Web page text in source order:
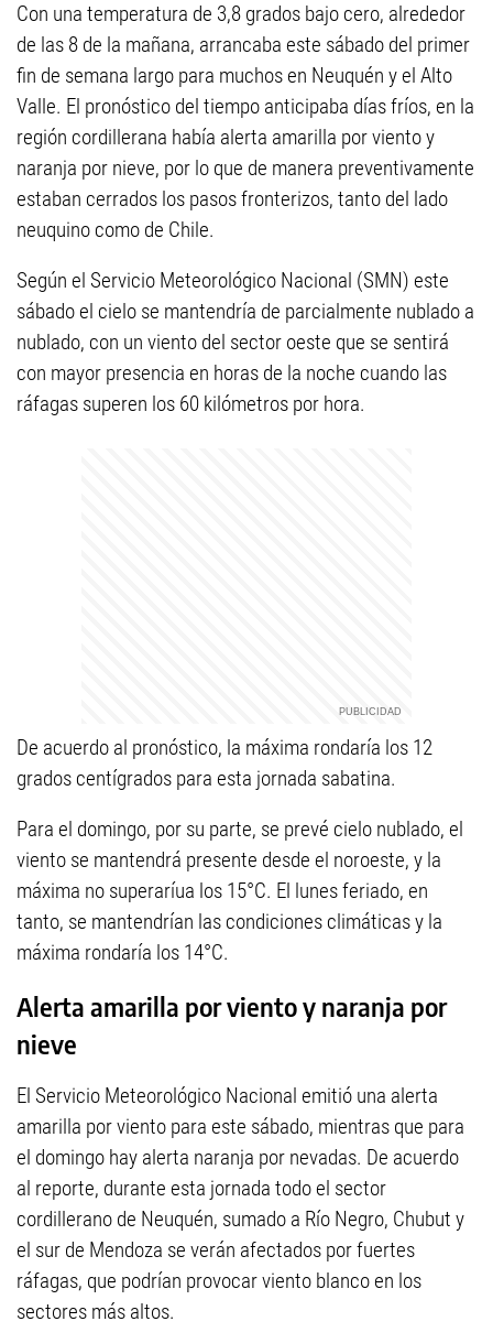
Con una temperatura de 3,8 grados bajo cero, alrededor
de las 8 de la mañana, arrancaba este sábado del primer
fin de semana largo para muchos en Neuquén y el Alto
Valle. El pronóstico del tiempo anticipaba días fríos, en la
región cordillerana había alerta amarilla por viento y
naranja por nieve, por lo que de manera preventivamente
estaban cerrados los pasos fronterizos, tanto del lado
neuquino como de Chile.
Según el Servicio Meteorológico Nacional (SMN) este
sábado el cielo se mantendría de parcialmente nublado a
nublado, con un viento del sector oeste que se sentirá
con mayor presencia en horas de la noche cuando las
ráfagas superen los 60 kilómetros por hora.
De acuerdo al pronóstico, la máxima rondaría los 12
grados centígrados para esta jornada sabatina.
Para el domingo, por su parte, se prevé cielo nublado, el
viento se mantendrá presente desde el noroeste, y la
máxima no superaríua los 15°C. El lunes feriado, en
tanto, se mantendrían las condiciones climáticas y la
máxima rondaría los 14°C.
Alerta amarilla por viento y naranja por
nieve
El Servicio Meteorológico Nacional emitió una alerta
amarilla por viento para este sábado, mientras que para
el domingo hay alerta naranja por nevadas. De acuerdo
al reporte, durante esta jornada todo el sector
cordillerano de Neuquén, sumado a Río Negro, Chubut y
el sur de Mendoza se verán afectados por fuertes
ráfagas, que podrían provocar viento blanco en los
sectores más altos.